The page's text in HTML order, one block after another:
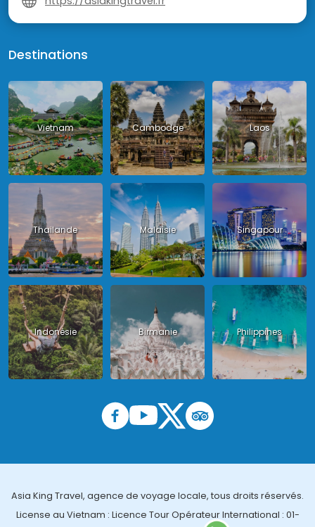
Destinations
Vietnam Cambodge Laos
Thailande Malaisie Singapour
Indonésie Birmanie Philippines
Asia King Travel, agence de voyage locale, tous droits réservés.
License au Vietnam : Licence Tour Opérateur International : 01-